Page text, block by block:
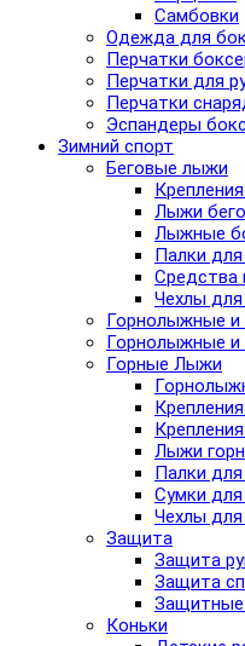
Самбовки
Одежда для
Перчатки
Перчатки для
Перчатки
Эспандеры
Зимний спорт
Беговые лыжи
Лыжи
Лыжные
Палки
Средства
Чехлы
Горнолыжные и
Горнолыжные и
Горные Лыжи
Лыжи
Палки
Сумки
Чехлы
Защита
Защита
Защита
Коньки